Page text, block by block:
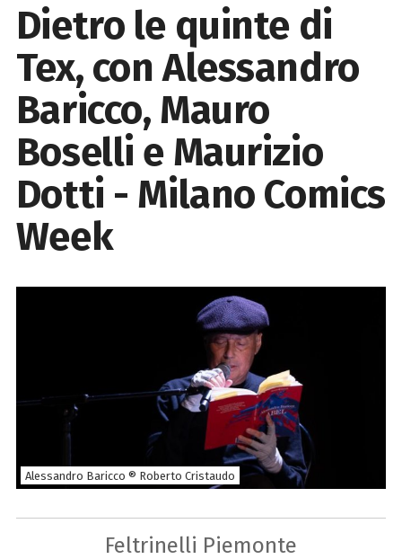
Dietro le quinte di
Tex, con Alessandro
Baricco, Mauro
Boselli e Maurizio
Dotti - Milano Comics
Week
Alessandro Baricco ® Roberto Cristaudo
Feltrinelli Piemonte